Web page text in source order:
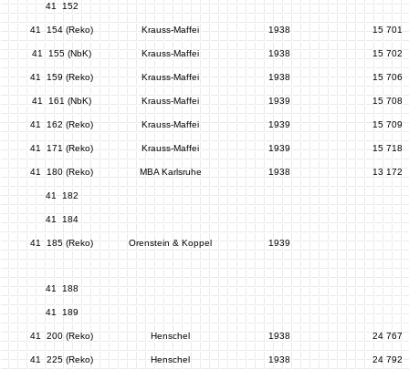
41 152
41 154 (Reko) Krauss-Maffei 1938 15 701
41 155 (NbK) Krauss-Maffei 1938 15 702
41 159 (Reko) Krauss-Maffei 1938 15 706
41 161 (NbK) Krauss-Maffei 1939 15 708
41 162 (Reko) Krauss-Maffei 1939 15 709
41 171 (Reko) Krauss-Maffei 1939 15 718
41 180 (Reko) MBA Karlsruhe 1938 13 172
41 182
41 184
41 185 (Reko) Orenstein & Koppel 1939
41 188
41 189
41 200 (Reko) Henschel 1938 24 767
41 225 (Reko) Henschel 1938 24 792